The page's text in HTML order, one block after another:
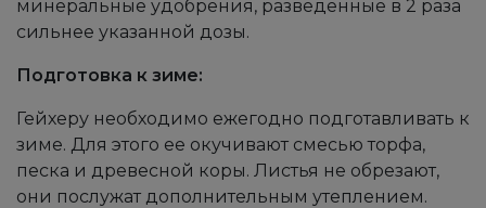
минеральные удобрения, разведенные в 2 раза
сильнее указанной дозы.
Подготовка к зиме:
Гейхеру необходимо ежегодно подготавливать к
зиме. Для этого ее окучивают смесью торфа,
песка и древесной коры. Листья не обрезают,
они послужат дополнительным утеплением.